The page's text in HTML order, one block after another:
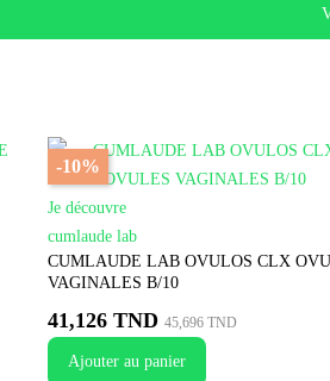
Je découvre
-10%
cumlaude lab
CUMLAUDE LAB OVULOS CLX
VAGINALES B/10
41,126 TND 45,696 TND
Ajouter au panier